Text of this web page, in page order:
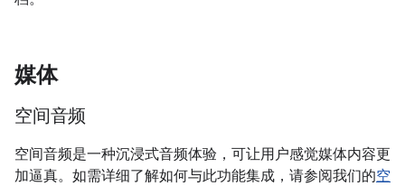
媒体
空间音频
空间音频是一种沉浸式音频体验，可让用户感觉媒体内容更
加逼真。如需详细了解如何与此功能集成，请参阅我们的空